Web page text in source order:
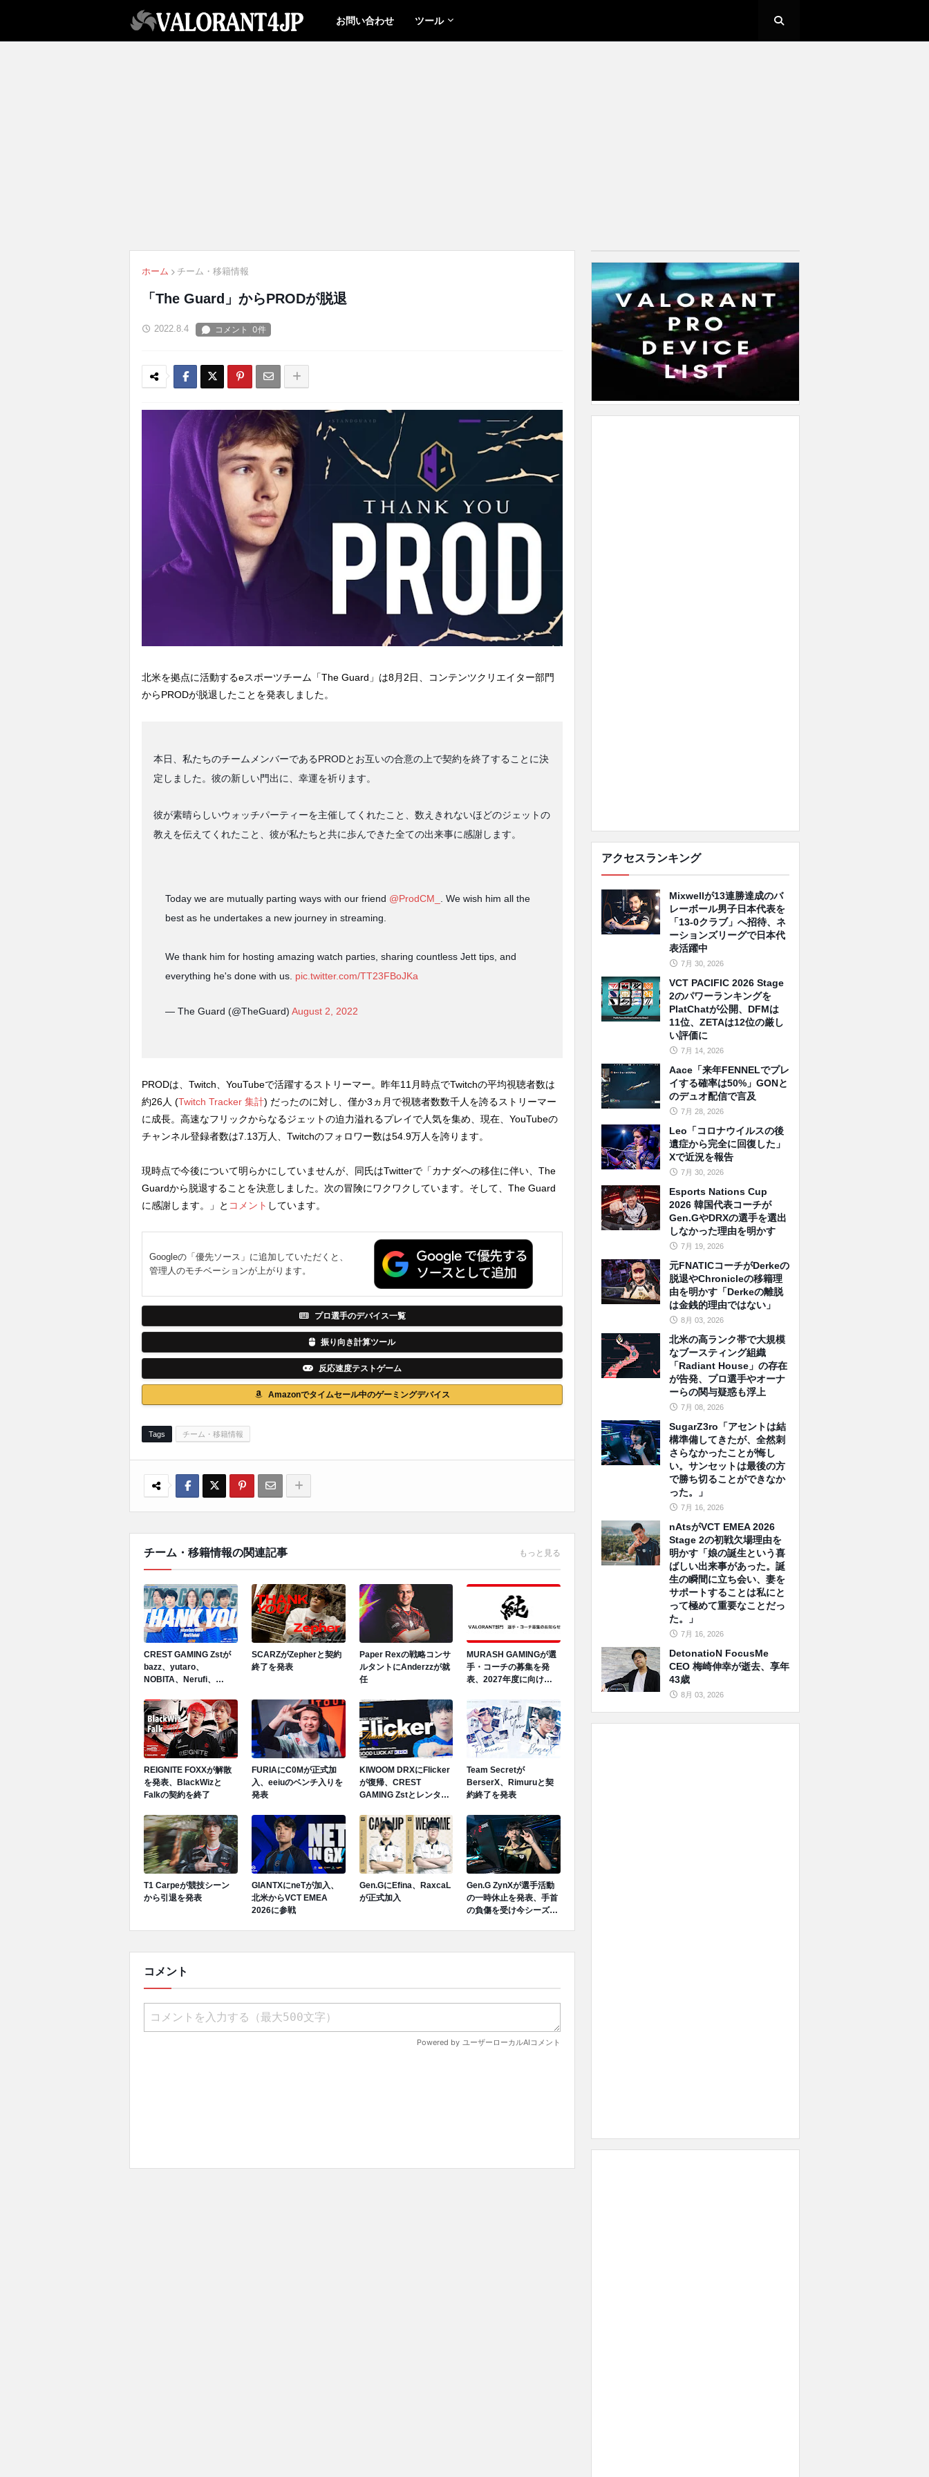
お問い合わせ ツール
ホーム チーム・移籍情報
「The Guard」からPRODが脱退
2022.8.4
北米を拠点に活動するeスポーツチーム「The Guard」は8月2日、コンテンツクリエイター部門
からPRODが脱退したことを発表しました。
本日、私たちのチームメンバーであるPRODとお互いの合意の上で契約を終了することに決
定しました。彼の新しい門出に、幸運を祈ります。
彼が素晴らしいウォッチパーティーを主催してくれたこと、数えきれないほどのジェットの
教えを伝えてくれたこと、彼が私たちと共に歩んできた全ての出来事に感謝します。
Today we are mutually parting ways with our friend @ProdCM_ . We wish him all the
best as he undertakes a new journey in streaming.
We thank him for hosting amazing watch parties, sharing countless Jett tips, and
everything he's done with us. pic.twitter.com/TT23FBoJKa
— The Guard (@TheGuard) August 2, 2022
PRODは、Twitch、YouTubeで活躍するストリーマー。昨年11月時点でTwitchの平均視聴者数は
約26人 (Twitch Tracker 集計) だったのに対し、僅か3ヵ月で視聴者数数千人を誇るストリーマー
に成長。高速なフリックからなるジェットの迫力溢れるプレイで人気を集め、現在、YouTubeの
チャンネル登録者数は7.13万人、Twitchのフォロワー数は54.9万人を誇ります。
現時点で今後について明らかにしていませんが、同氏はTwitterで「カナダへの移住に伴い、The
Guardから脱退することを決意しました。次の冒険にワクワクしています。そして、The Guard
に感謝します。」と コメント しています。
Googleの「優先ソース」に追加していただくと、
管理人のモチベーションが上がります。
プロ選手のデバイス一覧
振り向き計算ツール
反応速度テストゲーム
Amazonでタイムセール中のゲーミングデバイス
Tags チーム・移籍情報
チーム・移籍情報の関連記事 もっと見る
CREST GAMING Zstが
bazz、yutaro、
NOBITA、Nerufi、
SCARZがZepherと契約
終了を発表
Paper Rexの戦略コンサ
ルタントにAnderzzが就
任
MURASH GAMINGが選
手・コーチの募集を発
表、2027年度に向けロ
REIGNITE FOXXが解散
を発表、BlackWizと
Falkの契約を終了
FURIAにC0Mが正式加
入、eeiuのベンチ入りを
発表
KIWOOM DRXにFlicker
が復帰、CREST
GAMING Zstとレンタル
Team Secretが
BerserX、Rimuruと契
約終了を発表
T1 Carpeが競技シーン
から引退を発表
GIANTXにneTが加入、
北米からVCT EMEA
2026に参戦
Gen.GにEfina、RaxcaL
が正式加入
Gen.G ZynXが選手活動
の一時休止を発表、手首
の負傷を受け今シーズン
コメント
アクセスランキング
Mixwellが13連勝達成のバ
レーボール男子日本代表を
「13-0クラブ」へ招待、ネ
ーションズリーグで日本代
表活躍中
7月 30, 2026
VCT PACIFIC 2026 Stage
2のパワーランキングを
PlatChatが公開、DFMは
11位、ZETAは12位の厳し
い評価に
7月 14, 2026
Aace「来年FENNELでプレ
イする確率は50%」GONと
のデュオ配信で言及
7月 28, 2026
Leo「コロナウイルスの後
遺症から完全に回復した」
Xで近況を報告
7月 30, 2026
Esports Nations Cup
2026 韓国代表コーチが
Gen.GやDRXの選手を選出
しなかった理由を明かす
7月 19, 2026
元FNATICコーチがDerkeの
脱退やChronicleの移籍理
由を明かす「Derkeの離脱
は金銭的理由ではない」
8月 03, 2026
北米の高ランク帯で大規模
なブースティング組織
「Radiant House」の存在
が告発、プロ選手やオーナ
ーらの関与疑惑も浮上
7月 08, 2026
SugarZ3ro「アセントは結
構準備してきたが、全然刺
さらなかったことが悔し
い。サンセットは最後の方
で勝ち切ることができなか
った。」
7月 16, 2026
nAtsがVCT EMEA 2026
Stage 2の初戦欠場理由を
明かす「娘の誕生という喜
ばしい出来事があった。誕
生の瞬間に立ち会い、妻を
サポートすることは私にと
って極めて重要なことだっ
た。」
7月 16, 2026
DetonatioN FocusMe
CEO 梅崎伸幸が逝去、享年
43歳
8月 03, 2026